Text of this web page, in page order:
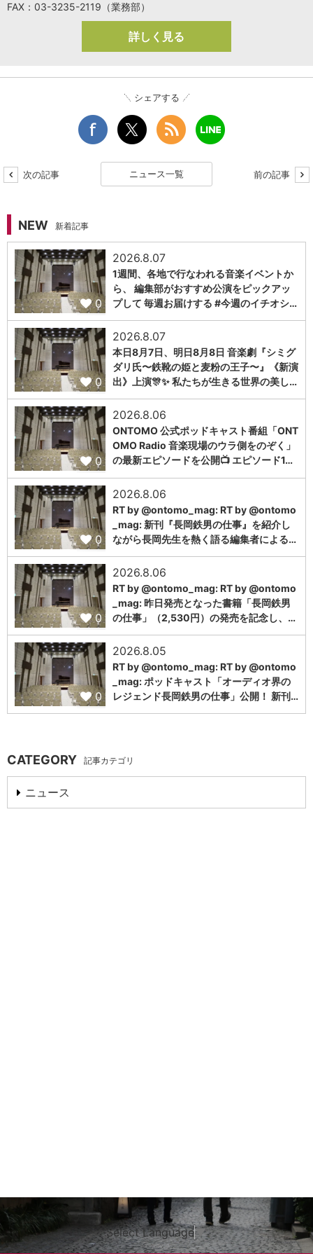
FAX：03-3235-2119（業務部）
詳しく見る
シェアする
次の記事 ニュース一覧 前の記事
NEW 新着記事
0
2026.8.07
1週間、各地で行なわれる音楽イベントか
ら、 編集部がおすすめ公演をピックアッ
プして 毎週お届けする #今週のイチオシ…
0
2026.8.07
本日8月7日、明日8月8日 音楽劇『シミグ
ダリ氏〜鉄靴の姫と麦粉の王子〜』《新演
出》上演🎊✨ 私たちが生きる世界の美し…
0
2026.8.06
ONTOMO 公式ポッドキャスト番組「ONT
OMO Radio 音楽現場のウラ側をのぞく」
の最新エピソードを公開📺 エピソード1…
0
2026.8.06
RT by @ontomo_mag: RT by @ontomo
_mag: 新刊『長岡鉄男の仕事』を紹介し
ながら長岡先生を熱く語る編集者による…
0
2026.8.06
RT by @ontomo_mag: RT by @ontomo
_mag: 昨日発売となった書籍「長岡鉄男
の仕事」（2,530円）の発売を記念し、…
0
2026.8.05
RT by @ontomo_mag: RT by @ontomo
_mag: ポッドキャスト「オーディオ界の
レジェンド長岡鉄男の仕事」公開！ 新刊…
CATEGORY 記事カテゴリ
ニュース
Select Language▼